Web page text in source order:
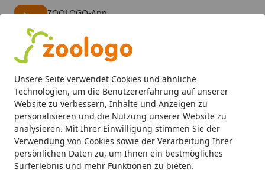
Unsere Seite verwendet Cookies und ähnliche
Technologien, um die Benutzererfahrung auf unserer
Website zu verbessern, Inhalte und Anzeigen zu
personalisieren und die Nutzung unserer Website zu
analysieren. Mit Ihrer Einwilligung stimmen Sie der
Verwendung von Cookies sowie der Verarbeitung Ihrer
persönlichen Daten zu, um Ihnen ein bestmögliches
Surferlebnis und mehr Funktionen zu bieten.
ZOOLOGO-App
Alle Produkte
Mein Konto
Suchen